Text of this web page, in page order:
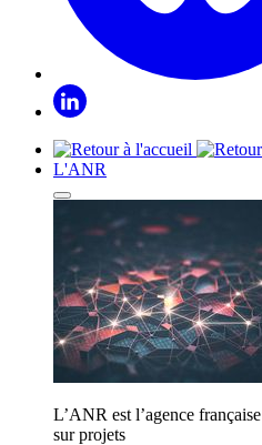
L'ANR
L’ANR est l’agence
sur projets